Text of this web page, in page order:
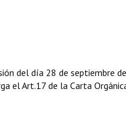
del día 28 de septiembre
el Art.17 de la Carta